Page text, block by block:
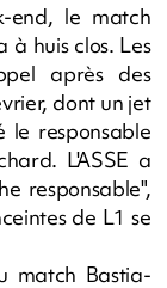
end, le match
à huis clos. Les
après des
dont un jet
le responsable
L'ASSE a
responsable",
de L1 se
match Bastia-